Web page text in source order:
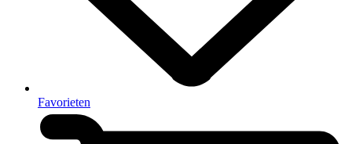
Favorieten